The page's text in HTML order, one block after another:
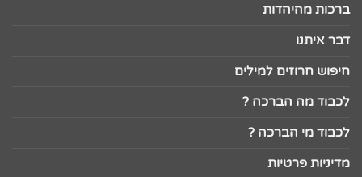
ברכות מהיהדות
דבר איתנו
חיפוש חרוזים למילים
לכבוד מה הברכה ?
לכבוד מי הברכה ?
מדיניות פרטיות